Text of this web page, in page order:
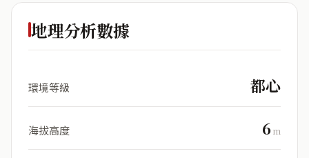
地理分析數據
環境等級 都心
海拔高度 6m